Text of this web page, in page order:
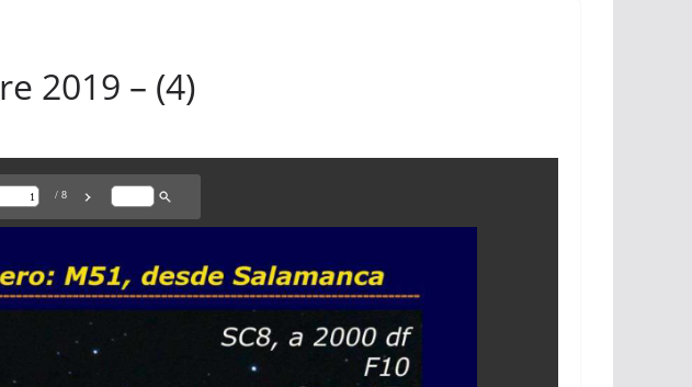
2019 – (4)